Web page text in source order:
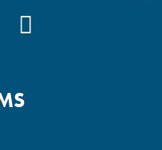
YOUTUBE